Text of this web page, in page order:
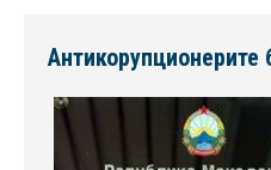
Антикорупционерите